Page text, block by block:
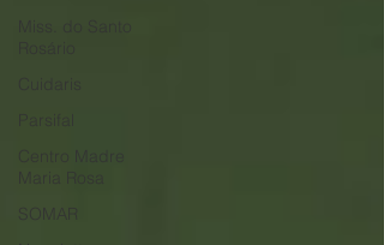
Maria Rosa
SOMAR